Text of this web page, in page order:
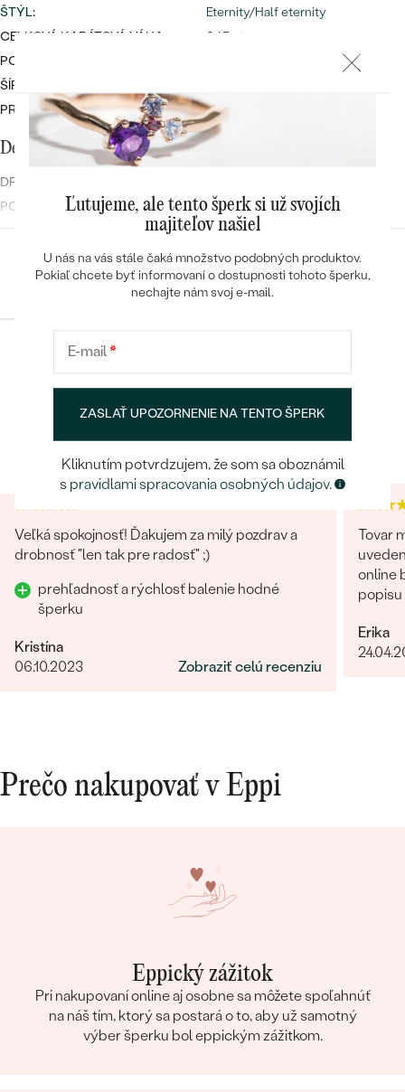
ŠTÝL:
Eternity/Half eternity
CELKOVÁ KARÁTOVÁ VÁHA:
0.45 ct
POVRCH KOVU:
ŠÍRKA:
PRIBLIŽNÁ VÁHA:
3.9 g
Detaily o osadenom drahokame
DRUH:
POČET:
15
KARÁTOVÁ VÁHA
0.45 ct
ROZMERY:
2.00 mm (0.03ct)
ČISTOTA:
SI1
Konfigurácia
ULOŽIŤ
Heuréka recenzie
4.9
Google recenzie
4.9
Veľká spokojnosť! Ďakujem za milý pozdrav a
drobnosť "len tak pre radosť" ;)
prehľadnosť a rýchlosť balenie hodné
šperku
Kristína
06.10.2023
Zobraziť celú recenziu
Tovar
online
popisu
uistila
Erika
Prečo nakupovať v Eppi
Eppický zážitok
Pri nakupovaní online aj osobne sa môžete spoľahnúť
na náš tím, ktorý sa postará o to, aby už samotný
výber šperku bol eppickým zážitkom.
Ľutujeme, ale tento šperk si už svojích
majiteľov našiel
U nás na vás stále čaká množstvo podobných produktov.
Pokiaľ chcete byť informovaní o dostupnosti tohoto šperku,
nechajte nám svoj e-mail.
E-mail*
ZASLAŤ UPOZORNENIE NA TENTO ŠPERK
Kliknutím potvrdzujem, že som sa oboznámil
s pravidlami spracovania osobných údajov.